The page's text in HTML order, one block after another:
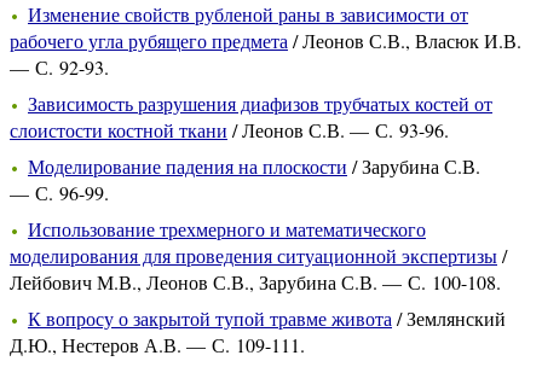
Изменение свойств рубленой раны в зависимости от
рабочего угла рубящего предмета / Леонов С.В., Власюк И.В.
— С. 92-93.
Зависимость разрушения диафизов трубчатых костей от
слоистости костной ткани / Леонов С.В. — С. 93-96.
Моделирование падения на плоскости / Зарубина С.В.
— С. 96-99.
Использование трехмерного и математического
моделирования для проведения ситуационной экспертизы/
Лейбович М.В., Леонов С.В., Зарубина С.В. — С. 100-108.
К вопросу о закрытой тупой травме живота / Землянский
Д.Ю., Нестеров А.В. — С. 109-111.